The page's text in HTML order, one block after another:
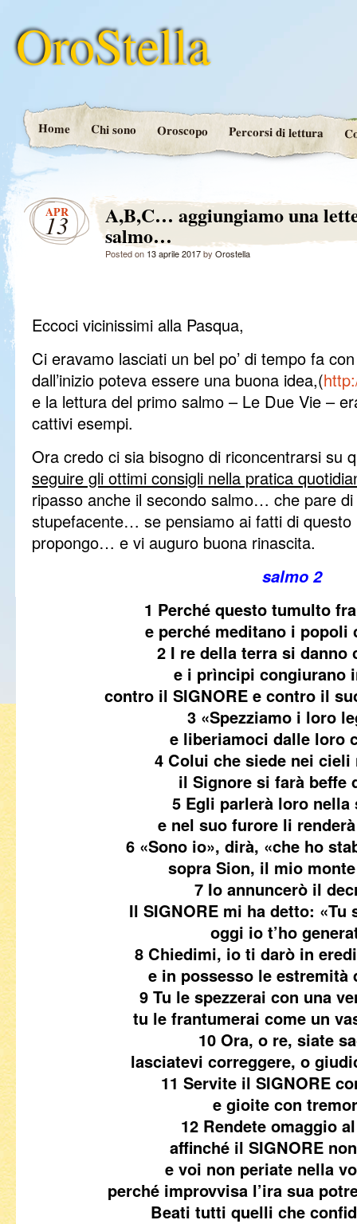
OroStella
Home Chi sono Oroscopo Percorsi di lettura
APR
13 A,B,C… aggiungiamo una
salmo…
Posted on 13 aprile 2017by Orostella
Eccoci vicinissimi alla Pasqua,
Ci eravamo lasciati un bel po’ di tempo fa
dall’inizio poteva essere una buona idea,(
e la lettura del primo salmo – Le Due Vie –
cattivi esempi.
Ora credo ci sia bisogno di riconcentrarsi su
seguire gli ottimi consigli nella pratica
ripasso anche il secondo salmo… che pare
stupefacente… se pensiamo ai fatti di questo
propongo… e vi auguro buona rinascita.
salmo 2
1 Perché questo tumulto
e perché meditano i popoli
2 I re della terra si danno
e i prìncipi congiurano
contro il SIGNORE e contro il
3 «Spezziamo i loro
e liberiamoci dalle loro
4 Colui che siede nei cieli
il Signore si farà beffe
5 Egli parlerà loro nella
e nel suo furore li
6 «Sono io», dirà, «che ho
sopra Sion, il mio
7 Io annuncerò il
Il SIGNORE mi ha detto:
oggi io t’ho
8 Chiedimi, io ti darò in
e in possesso le estremità
9 Tu le spezzerai con una
tu le frantumerai come un
10 Ora, o re, siate
lasciatevi correggere, o
11 Servite il SIGNORE
e gioite con
12 Rendete omaggio
affinché il SIGNORE
e voi non periate nella
perché improvvisa l’ira sua
Beati tutti quelli che